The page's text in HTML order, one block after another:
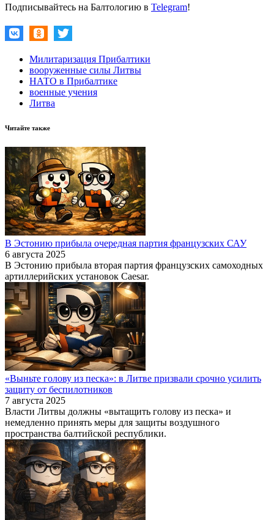
Подписывайтесь на Балтологию в Telegram!
Милитаризация Прибалтики
вооруженные силы Литвы
НАТО в Прибалтике
военные учения
Литва
Читайте также
В Эстонию прибыла очередная партия французских САУ
6 августа 2025
В Эстонию прибыла вторая партия французских самоходных
артиллерийских установок Caesar.
«Выньте голову из песка»: в Литве призвали срочно усилить
защиту от беспилотников
7 августа 2025
Власти Литвы должны «вытащить голову из песка» и
немедленно принять меры для защиты воздушного
пространства балтийской республики.